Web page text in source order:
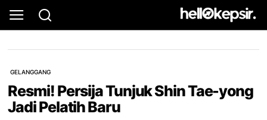
GELANGGANG
Resmi! Persija Tunjuk Shin Tae-yong
Jadi Pelatih Baru